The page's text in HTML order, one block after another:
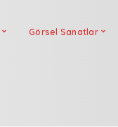
Görsel Sanatlar